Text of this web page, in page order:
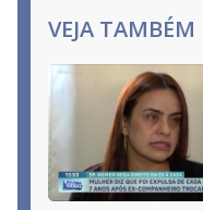
VEJA TAMBÉM